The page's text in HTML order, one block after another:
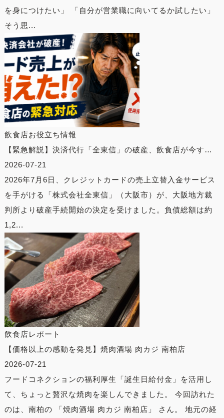
を身につけたい」 「自分が営業職に向いてるか試したい」
そう思...
飲食店お役立ち情報
【緊急解説】決済代行「全東信」の破産、飲食店が今す…
2026-07-21
2026年7月6日、クレジットカードの売上立替入金サービス
を手がける「株式会社全東信」（大阪市）が、大阪地方裁
判所より破産手続開始の決定を受けました。負債総額は約
1,2...
飲食店レポート
【価格以上の感動を発見】焼肉酒場 肉カジ 南柏店
2026-07-21
フードコネクションの福利厚生「誕生日給付金」を活用し
て、ちょっと贅沢な焼肉を楽しんできました。 今回訪れた
のは、南柏の 「焼肉酒場 肉カジ 南柏店」 さん。 地元の経